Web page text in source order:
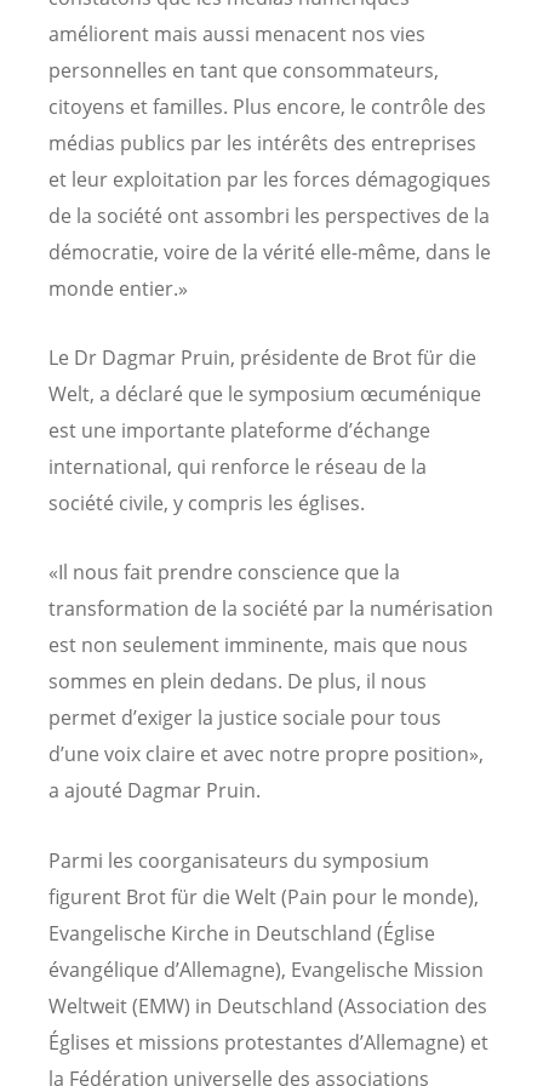
améliorent mais aussi menacent nos vies
personnelles en tant que consommateurs,
citoyens et familles. Plus encore, le contrôle des
médias publics par les intérêts des entreprises
et leur exploitation par les forces démagogiques
de la société ont assombri les perspectives de la
démocratie, voire de la vérité elle-même, dans le
monde entier.»
Le Dr Dagmar Pruin, présidente de Brot für die
Welt, a déclaré que le symposium œcuménique
est une importante plateforme d’échange
international, qui renforce le réseau de la
société civile, y compris les églises.
«Il nous fait prendre conscience que la
transformation de la société par la numérisation
est non seulement imminente, mais que nous
sommes en plein dedans. De plus, il nous
permet d’exiger la justice sociale pour tous
d’une voix claire et avec notre propre position»,
a ajouté Dagmar Pruin.
Parmi les coorganisateurs du symposium
figurent Brot für die Welt (Pain pour le monde),
Evangelische Kirche in Deutschland (Église
évangélique d’Allemagne), Evangelische Mission
Weltweit (EMW) in Deutschland (Association des
Églises et missions protestantes d’Allemagne) et
la Fédération universelle des associations